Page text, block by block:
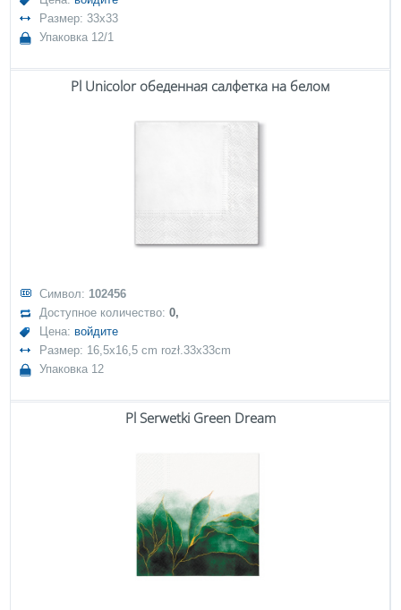
Размер: 33x33
Упаковка 12/1
Pl Unicolor обеденная салфетка на белом
Символ: 102456
Доступное количество:0,
Цена: войдите
Размер: 16,5x16,5 cm rozł.33x33cm
Упаковка 12
Pl Serwetki Green Dream